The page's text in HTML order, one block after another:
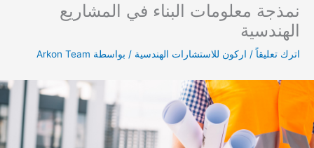
نمذجة معلومات البناء في المشاريع
الهندسية
اترك تعليقاً / اركون للاستشارات الهندسية / بواسطة Arkon Team